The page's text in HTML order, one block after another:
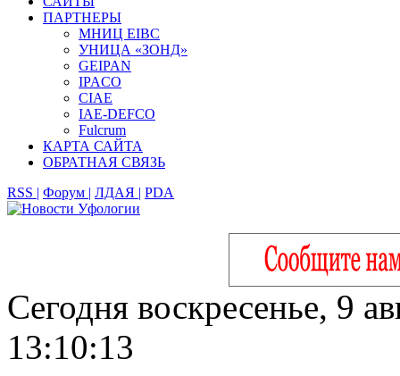
ПАРТНЕРЫ
МНИЦ EIBC
УНИЦА «ЗОНД»
GEIPAN
IPACO
CIAE
IAE-DEFCO
Fulcrum
КАРТА САЙТА
ОБРАТНАЯ СВЯЗЬ
RSS | Форум | ЛДАЯ | PDA
Сегодня воскресенье, 9
13:10:14